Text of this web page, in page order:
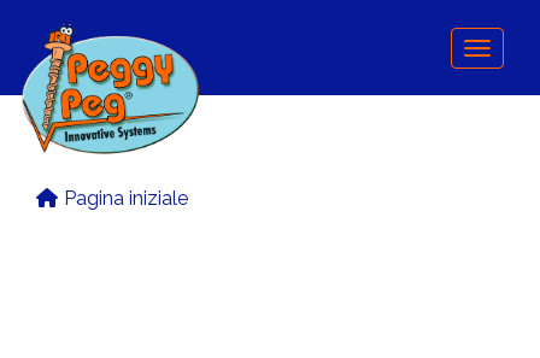
Menu
Pagina iniziale